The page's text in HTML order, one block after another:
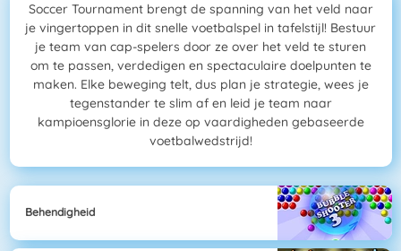
Soccer Tournament brengt de spanning van het veld naar
je vingertoppen in dit snelle voetbalspel in tafelstijl! Bestuur
je team van cap-spelers door ze over het veld te sturen
om te passen, verdedigen en spectaculaire doelpunten te
maken. Elke beweging telt, dus plan je strategie, wees je
tegenstander te slim af en leid je team naar
kampioensglorie in deze op vaardigheden gebaseerde
voetbalwedstrijd!
Behendigheid